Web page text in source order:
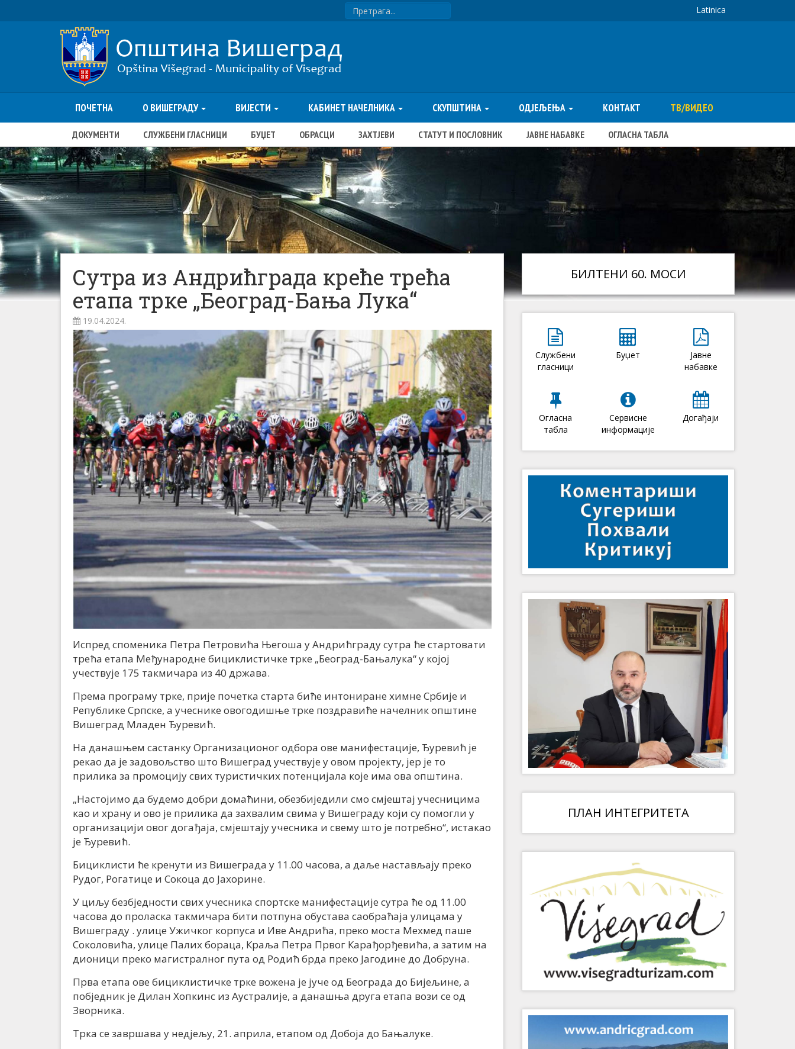
Latinica
ПОЧЕТНА О ВИШЕГРАДУ ВИЈЕСТИ КАБИНЕТ НАЧЕЛНИКА СКУПШТИНА ОДЈЕЉЕЊА КОНТАКТ ТВ/ВИДЕО
ДОКУМЕНТИ СЛУЖБЕНИ ГЛАСНИЦИ БУЏЕТ ОБРАСЦИ ЗАХТЈЕВИ СТАТУТ И ПОСЛОВНИК ЈАВНЕ НАБАВКЕ ОГЛАСНА ТАБЛА
Сутра из Андрићграда креће трећа
етапа трке „Београд-Бања Лука“
19.04.2024.
Испред споменика Петра Петровића Његоша у Андрићграду сутра ће стартовати
трећа етапа Међународне бициклистичке трке „Београд-Бањалука“ у којој
учествује 175 такмичара из 40 држава.
Према програму трке, прије почетка старта биће интониране химне Србије и
Републике Српске, а учеснике овогодишње трке поздравиће начелник општине
Вишеград Младен Ђуревић.
На данашњем састанку Организационог одбора ове манифестације, Ђуревић је
рекао да је задовољство што Вишеград учествује у овом пројекту, јер је то
прилика за промоцију свих туристичких потенцијала које има ова општина.
„Настојимо да будемо добри домаћини, обезбиједили смо смјештај учесницима
као и храну и ово је прилика да захвалим свима у Вишеграду који су помогли у
организацији овог догађаја, смјештају учесника и свему што је потребно“, истакао
је Ђуревић.
Бициклисти ће кренути из Вишеграда у 11.00 часова, а даље настављају преко
Рудог, Рогатице и Сокоца до Јахорине.
У циљу безбједности свих учесника спортске манифестације сутра ће од 11.00
часова до проласка такмичара бити потпуна обустава саобраћаја улицама у
Вишеграду . улице Ужичког корпуса и Иве Андрића, преко моста Мехмед паше
Соколовића, улице Палих бораца, Краља Петра Првог Карађорђевића, а затим на
дионици преко магистралног пута од Родић брда преко Јагодине до Добруна.
Прва етапа ове бициклистичке трке вожена је јуче од Београда до Бијељине, а
побједник је Дилан Хопкинс из Аустралије, а данашња друга етапа вози се од
Зворника.
Трка се завршава у недјељу, 21. априла, етапом од Добоја до Бањалуке.
БИЛТЕНИ 60. МОСИ
Службени
гласници
Буџет
Јавне
набавке
Огласна
табла
Сервисне
информације
Догађаји
ПЛАН ИНТЕГРИТЕТА